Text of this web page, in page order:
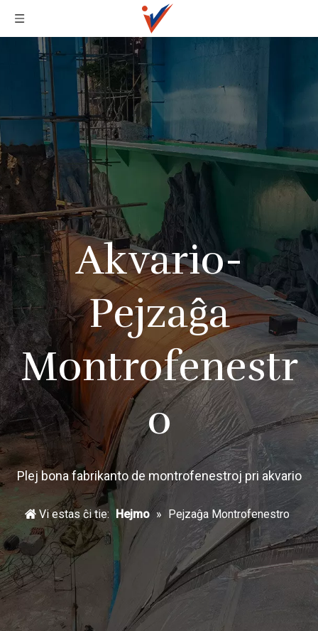
Akvario-
Pejzaĝa
Montrofenestr
o
Plej bona fabrikanto de montrofenestroj pri akvario
Vi estas ĉi tie: Hejmo » Pejzaĝa Montrofenestro